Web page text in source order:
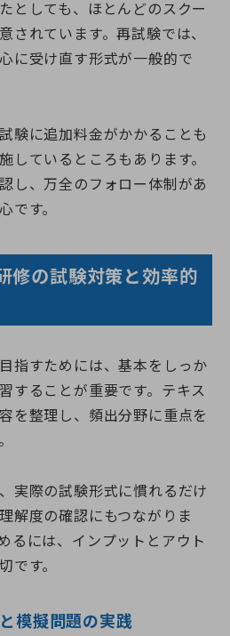
としても、ほとんどのスクー
されています。再試験では、
に受け直す形式が一般的で
験に追加料金がかかることも
しているところもあります。
し、万全のフォロー体制があ
です。
修の試験対策と効率的
指すためには、基本をしっか
することが重要です。テキス
を整理し、頻出分野に重点を
実際の試験形式に慣れるだけ
解度の確認にもつながりま
るには、インプットとアウト
です。
模擬問題の実践